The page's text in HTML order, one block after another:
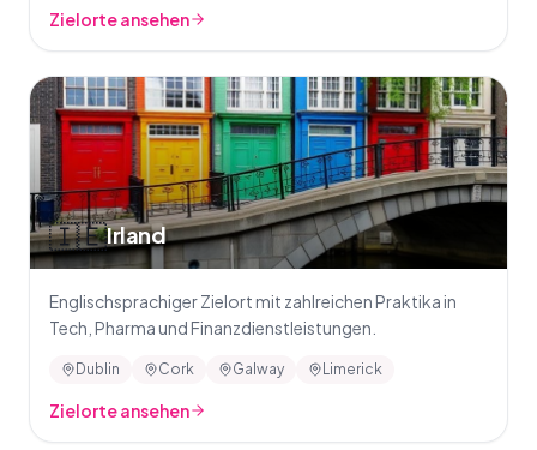
Zielorte ansehen
🇮🇪Irland
Englischsprachiger Zielort mit zahlreichen Praktika in
Tech, Pharma und Finanzdienstleistungen.
Dublin Cork Galway Limerick
Zielorte ansehen